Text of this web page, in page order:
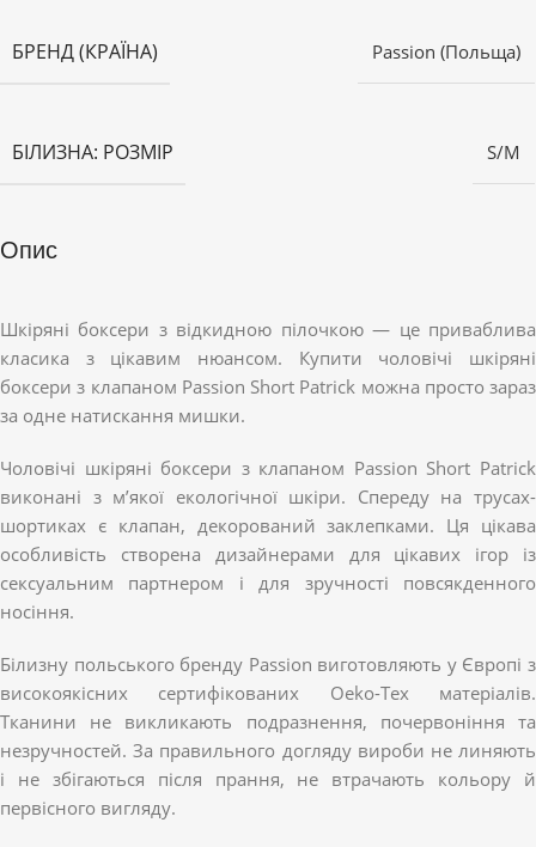
БРЕНД (КРАЇНА) Passion (Польща)
БІЛИЗНА: РОЗМІР S/M
Опис
Шкіряні боксери з відкидною пілочкою — це приваблива
класика з цікавим нюансом. Купити чоловічі шкіряні
боксери з клапаном Passion Short Patrick можна просто зараз
за одне натискання мишки.
Чоловічі шкіряні боксери з клапаном Passion Short Patrick
виконані з м’якої екологічної шкіри. Спереду на трусах-
шортиках є клапан, декорований заклепками. Ця цікава
особливість створена дизайнерами для цікавих ігор із
сексуальним партнером і для зручності повсякденного
носіння.
Білизну польського бренду Passion виготовляють у Європі з
високоякісних сертифікованих Oeko-Tex матеріалів.
Тканини не викликають подразнення, почервоніння та
незручностей. За правильного догляду вироби не линяють
і не збігаються після прання, не втрачають кольору й
первісного вигляду.